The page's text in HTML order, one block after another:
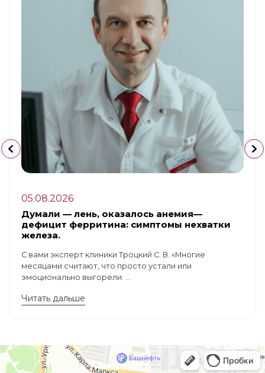
05.08.2026
Думали — лень, оказалось анемия—
дефицит ферритина: симптомы нехватки
железа.
С вами эксперт клиники Троцкий С. В. «Многие
месяцами считают, что просто устали или
эмоционально выгорели. ...
Читать дальше